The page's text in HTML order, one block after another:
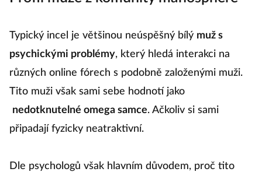
Typický incel je většinou neúspěšný bílý muž s
psychickými problémy, který hledá interakci na
různých online fórech s podobně založenými muži.
Tito muži však sami sebe hodnotí jako
nedotknutelné omega samce. Ačkoliv si sami
připadají fyzicky neatraktivní.
Dle psychologů však hlavním důvodem, proč tito